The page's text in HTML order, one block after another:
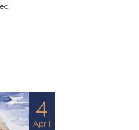
4
April